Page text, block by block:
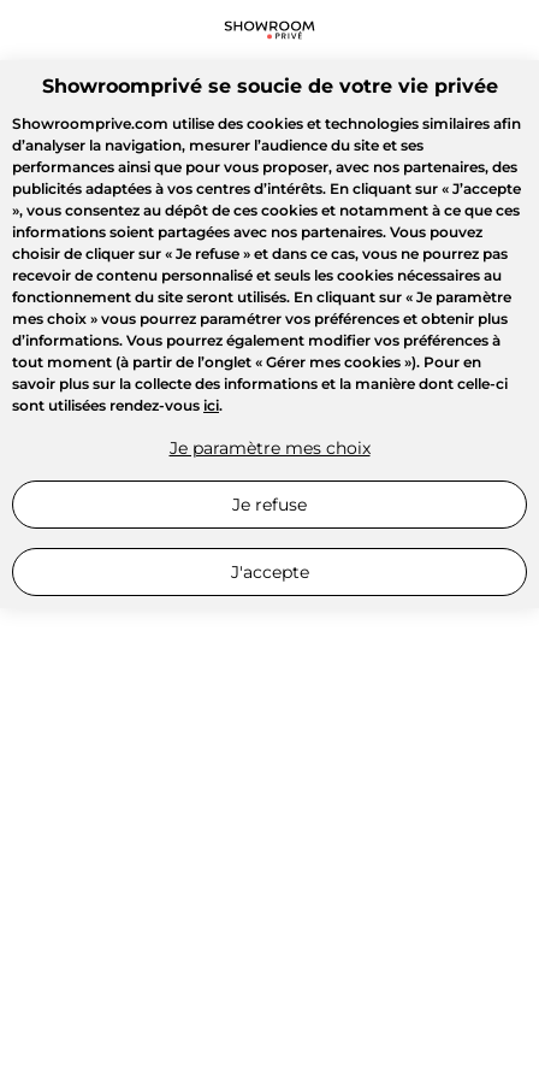
Showroomprivé se soucie de votre vie privée
Showroomprive.com utilise des cookies et technologies similaires afin
d’analyser la navigation, mesurer l’audience du site et ses
performances ainsi que pour vous proposer, avec nos partenaires, des
publicités adaptées à vos centres d’intérêts. En cliquant sur « J’accepte
», vous consentez au dépôt de ces cookies et notamment à ce que ces
informations soient partagées avec nos partenaires. Vous pouvez
choisir de cliquer sur « Je refuse » et dans ce cas, vous ne pourrez pas
recevoir de contenu personnalisé et seuls les cookies nécessaires au
fonctionnement du site seront utilisés. En cliquant sur « Je paramètre
mes choix » vous pourrez paramétrer vos préférences et obtenir plus
d’informations. Vous pourrez également modifier vos préférences à
tout moment (à partir de l’onglet « Gérer mes cookies »). Pour en
savoir plus sur la collecte des informations et la manière dont celle-ci
sont utilisées rendez-vous ici.
Je paramètre mes choix
Je refuse
J'accepte